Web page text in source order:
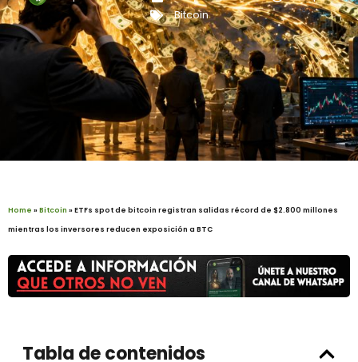
Bitcoin
Home »Bitcoin »ETFs spot de bitcoin registran salidas récord de $2.800 millones
mientras los inversores reducen exposición a BTC
Tabla de contenidos